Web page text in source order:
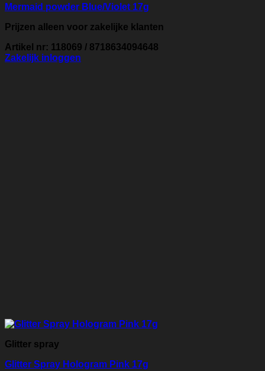
Mermaid powder Blue/Violet 17g
Prijzen alleen voor zakelijke klanten
Artikel nr: 118069 / 8718634094648
Zakelijk inloggen
Glitter spray
Glitter Spray Hologram Pink 17g